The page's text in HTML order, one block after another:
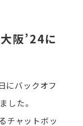
阪’24に
にバックオフ
した。
チャットボッ